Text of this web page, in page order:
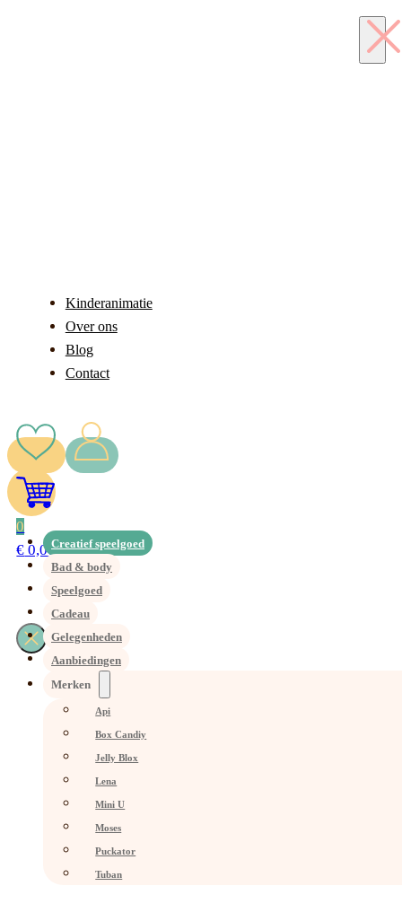
Kinderanimatie
Over ons
Blog
Contact
0
€ 0,00Creatief speelgoed
Bad & body
Speelgoed
Cadeau
Gelegenheden
Aanbiedingen
Merken
Api
Box Candiy
Jelly Blox
Lena
Mini U
Moses
Puckator
Tuban